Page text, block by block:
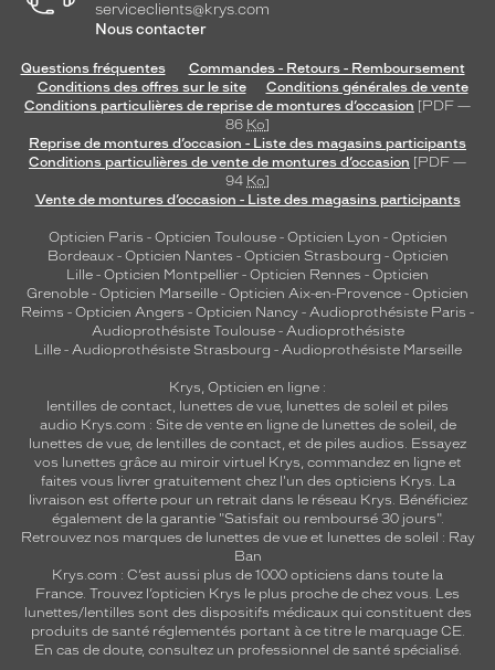
serviceclients@krys.com
Nous contacter
Questions fréquentes
Commandes - Retours - Remboursement
Conditions des offres sur le site
Conditions générales de vente
Conditions particulières de reprise de montures d’occasion [PDF —
86 Ko]
Reprise de montures d’occasion - Liste des magasins participants
Conditions particulières de vente de montures d’occasion [PDF —
94 Ko]
Vente de montures d’occasion - Liste des magasins participants
Opticien Paris - Opticien Toulouse- Opticien Lyon - Opticien
Bordeaux- Opticien Nantes - Opticien Strasbourg - Opticien
Lille - Opticien Montpellier - Opticien Rennes - Opticien
Grenoble - Opticien Marseille - Opticien Aix-en-Provence - Opticien
Reims - Opticien Angers - Opticien Nancy - Audioprothésiste Paris -
Audioprothésiste Toulouse- Audioprothésiste
Lille- Audioprothésiste Strasbourg - Audioprothésiste Marseille
Krys, Opticien en ligne :
lentilles de contact, lunettes de vue, lunettes de soleil et piles
audio Krys.com : Site de vente en ligne de lunettes de soleil, de
lunettes de vue, de lentilles de contact, et de piles audios. Essayez
vos lunettes grâce au miroir virtuel Krys, commandez en ligne et
faites vous livrer gratuitement chez l'un des opticiens Krys. La
livraison est offerte pour un retrait dans le réseau Krys. Bénéficiez
également de la garantie "Satisfait ou remboursé 30 jours".
Retrouvez nos marques de lunettes de vue et lunettes de soleil : Ray
Ban
Krys.com : C’est aussi plus de 1000 opticiens dans toute la
France. Trouvez l’opticien Krys le plus proche de chez vous. Les
lunettes/lentilles sont des dispositifs médicaux qui constituent des
produits de santé réglementés portant à ce titre le marquage CE.
En cas de doute, consultez un professionnel de santé spécialisé.